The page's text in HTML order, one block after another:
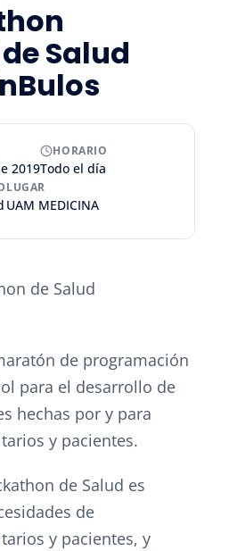
Salud
2019
HORARIO
Todo el día
LUGAR
UAM MEDICINA
de Salud
de programación
para el desarrollo de
hechas por y para
y pacientes.
de Salud es
de
y pacientes, y